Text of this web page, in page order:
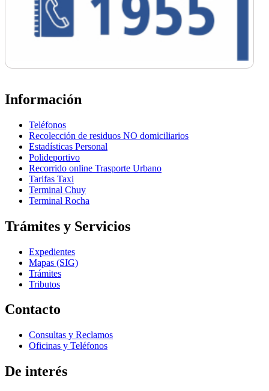
Información
Teléfonos
Recolección de residuos NO domiciliarios
Estadísticas Personal
Polideportivo
Recorrido online Trasporte Urbano
Tarifas Taxi
Terminal Chuy
Terminal Rocha
Trámites y Servicios
Expedientes
Mapas (SIG)
Trámites
Tributos
Contacto
Consultas y Reclamos
Oficinas y Teléfonos
De interés